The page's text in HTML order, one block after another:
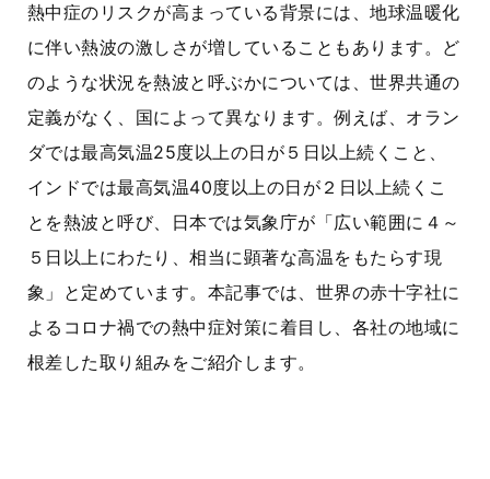
熱中症のリスクが高まっている背景には、地球温暖化
に伴い熱波の激しさが増していることもあります。ど
のような状況を熱波と呼ぶかについては、世界共通の
定義がなく、国によって異なります。例えば、オラン
ダでは最高気温25度以上の日が５日以上続くこと、
インドでは最高気温40度以上の日が２日以上続くこ
とを熱波と呼び、日本では気象庁が「広い範囲に４～
５日以上にわたり、相当に顕著な高温をもたらす現
象」と定めています。本記事では、世界の赤十字社に
よるコロナ禍での熱中症対策に着目し、各社の地域に
根差した取り組みをご紹介します。